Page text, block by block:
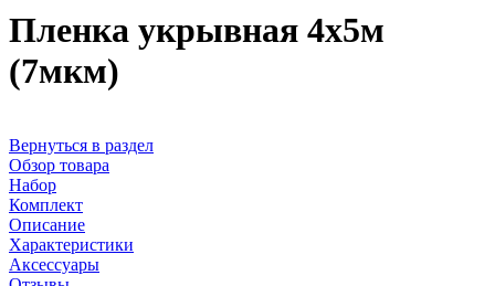
Пленка укрывная 4х5м
(7мкм)
Вернуться в раздел
Обзор товара
Набор
Комплект
Описание
Характеристики
Аксессуары